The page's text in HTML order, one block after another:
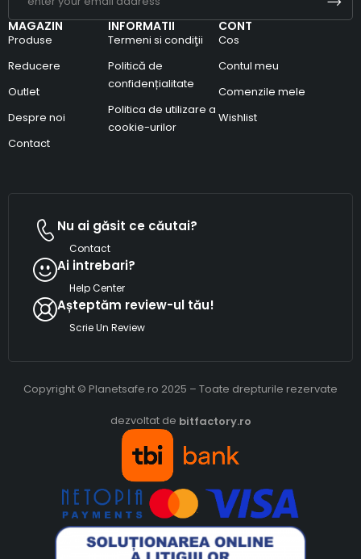
MAGAZIN
Produse
Reducere
Outlet
Despre noi
Contact
INFORMATII
Termeni si condiţii
Politică de
confidențialitate
Politica de utilizare a
cookie-urilor
CONT
Cos
Contul meu
Comenzile mele
Wishlist
Nu ai găsit ce căutai?
Contact
Ai intrebari?
Help Center
Așteptăm review-ul tău!
Scrie Un Review
Copyright © Planetsafe.ro 2025 – Toate drepturile rezervate
dezvoltat de bitfactory.ro